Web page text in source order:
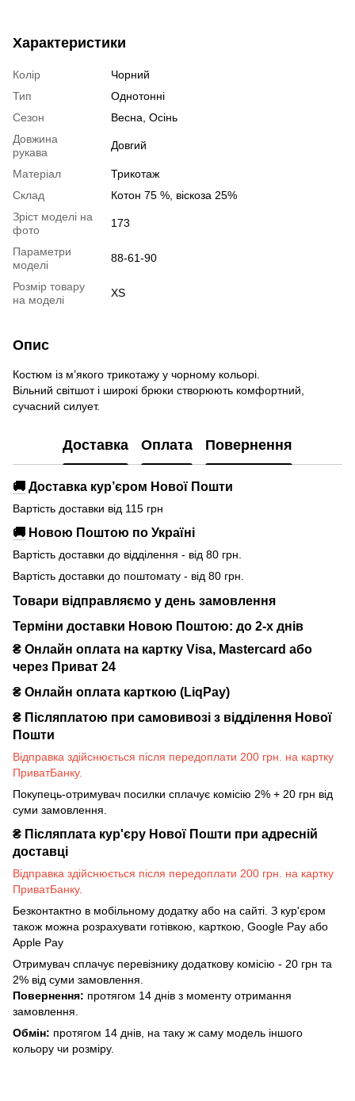
Характеристики
Колір
Чорний
Тип
Однотонні
Сезон
Весна, Осінь
Довжина
рукава
Довгий
Матеріал
Трикотаж
Склад
Котон 75 %, віскоза 25%
Зріст моделі на
фото
173
Параметри
моделі
88-61-90
Розмір товару
на моделі
XS
Опис
Костюм із м’якого трикотажу у чорному кольорі.
Вільний світшот і широкі брюки створюють комфортний,
сучасний силует.
Доставка Оплата Повернення
🚚 Доставка кур’єром Нової Пошти
Вартість доставки від 115 грн
🚚 Новою Поштою по Україні
Вартість доставки до відділення - від 80 грн.
Вартість доставки до поштомату - від 80 грн.
Товари відправляємо у день замовлення
Терміни доставки Новою Поштою: до 2-х днів
₴ Онлайн оплата на картку Visa, Mastercard або
через Приват 24
₴ Онлайн оплата карткою (LiqPay)
₴ Післяплатою при самовивозі з відділення Нової
Пошти
Відправка здійснюється після передоплати 200 грн. на картку
ПриватБанку.
Покупець-отримувач посилки сплачує комісію 2% + 20 грн від
суми замовлення.
₴ Післяплата кур'єру Нової Пошти при адресній
доставці
Відправка здійснюється після передоплати 200 грн. на картку
ПриватБанку.
Безконтактно в мобільному додатку або на сайті. З кур'єром
також можна розрахувати готівкою, карткою, Google Pay або
Apple Pay
Отримувач сплачує перевізнику додаткову комісію - 20 грн та
2% від суми замовлення.
Повернення: протягом 14 днів з моменту отримання
замовлення.
Обмін: протягом 14 днів, на таку ж саму модель іншого
кольору чи розміру.